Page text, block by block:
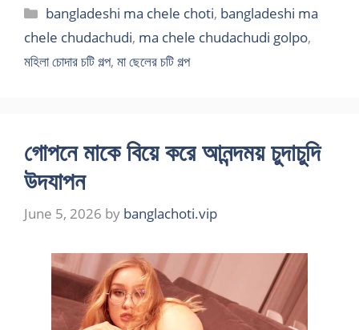
Categories
bangladeshi ma chele choti, bangladeshi ma
chele chudachudi, ma chele chudachudi golpo,
মহিলা চোদার চটি গল্প, মা ছেলের চটি গল্প
গোপনে মাকে বিয়ে করে আনন্দময় চুদাচুদি
উদযাপন
June 5, 2026 by banglachoti.vip